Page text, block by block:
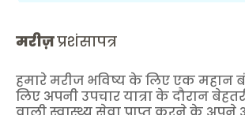
मरीज़प्रशंसापत्र
हमारे मरीज भविष्य के लिए एक महान
लिए अपनी उपचार यात्रा के दौरान